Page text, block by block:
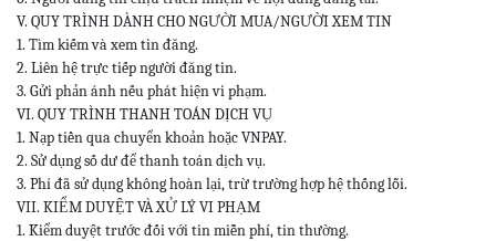
V. QUY TRÌNH DÀNH CHO NGƯỜI MUA/NGƯỜI XEM TIN
1. Tìm kiếm và xem tin đăng.
2. Liên hệ trực tiếp người đăng tin.
3. Gửi phản ánh nếu phát hiện vi phạm.
VI. QUY TRÌNH THANH TOÁN DỊCH VỤ
1. Nạp tiền qua chuyển khoản hoặc VNPAY.
2. Sử dụng số dư để thanh toán dịch vụ.
3. Phí đã sử dụng không hoàn lại, trừ trường hợp hệ thống lỗi.
VII. KIỂM DUYỆT VÀ XỬ LÝ VI PHẠM
1. Kiểm duyệt trước đối với tin miễn phí, tin thường.